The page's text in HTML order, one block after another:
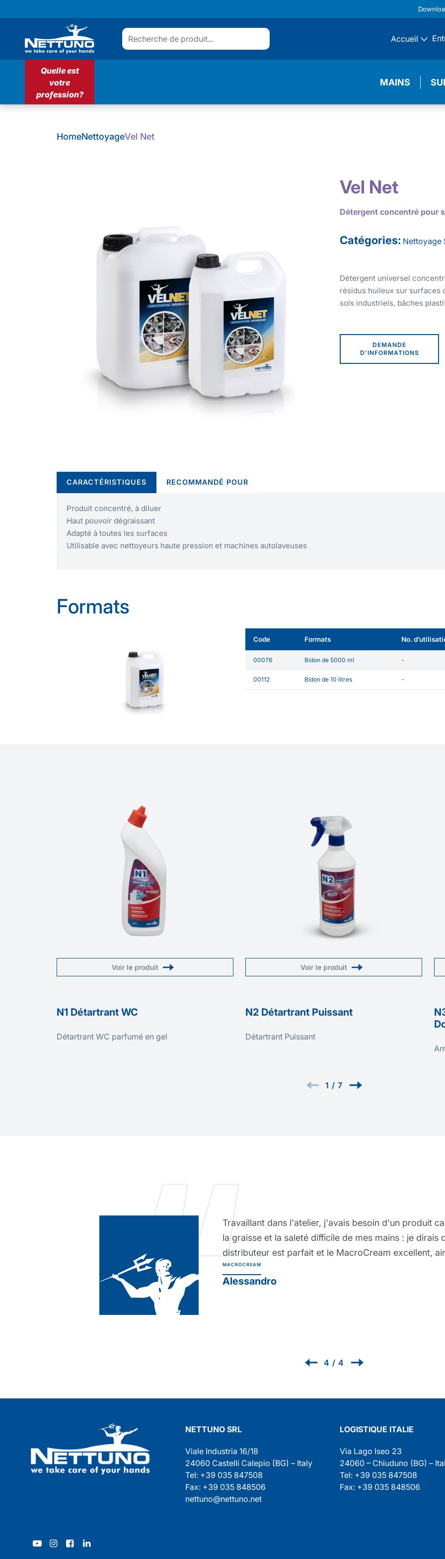
Accueil
Quelle est
votre
profession?
MAINS
HomeNettoyageVel Net
Vel Net
Détergent concentré pour
Catégories: Nettoyage
Détergent universel
résidus huileux sur surfaces
sols industriels, bâches
DEMANDE
D'INFORMATIONS
CARACTÉRISTIQUES RECOMMANDÉ POUR
Produit concentré, à diluer
Haut pouvoir dégraissant
Adapté à toutes les surfaces
Utilisable avec nettoyeurs haute pression et machines autolaveuses
Formats
Code Formats No.
00076 Bidon de 5000 ml -
00112 Bidon de 10 litres -
Voir le produit
N1 Détartrant WC
Détartrant WC parfumé en gel
Voir le produit
N2 Détartrant Puissant
Détartrant Puissant
1 / 7
J'ai trouvé cette crème
protéger ma peau même
définitivement en
1/ 4
NETTUNO SRL
Viale Industria 16/18
24060 Castelli Calepio (BG) – Italy
Tel: +39 035 847508
Fax: +39 035 848506
nettuno@nettuno.net
LOGISTIQUE ITALIE
Via Lago Iseo 23
24060 – Chiuduno (BG) –
Tel: +39 035 847508
Fax: +39 035 848506